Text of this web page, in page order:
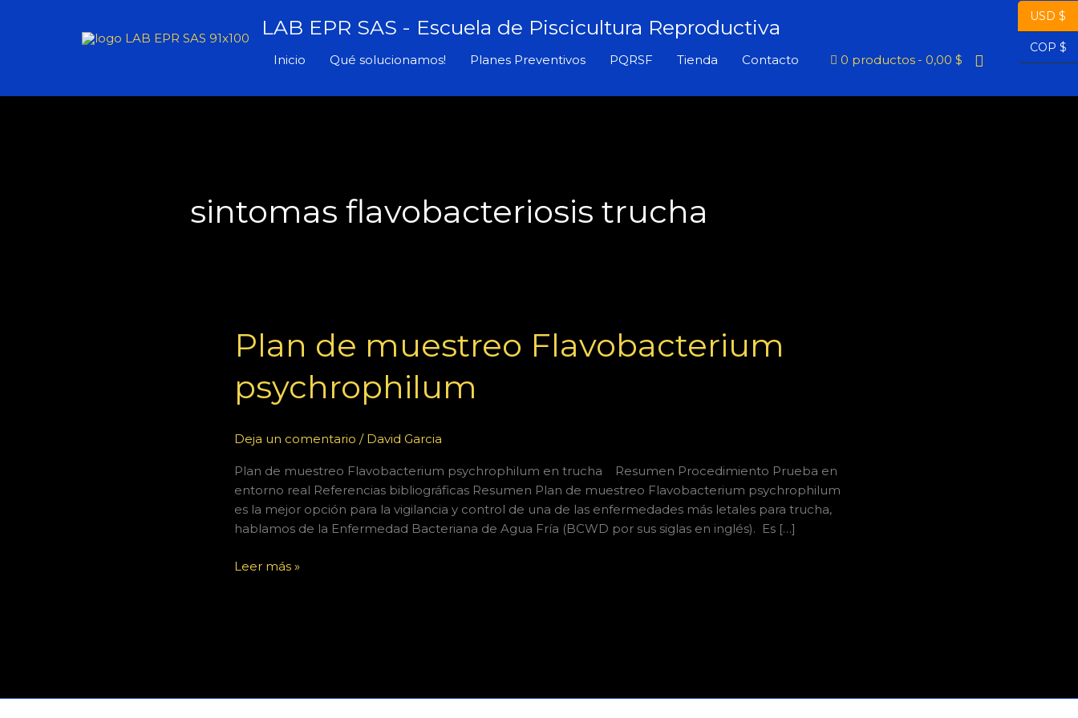
LAB EPR SAS - Escuela de Piscicultura Reproductiva
Inicio Qué solucionamos! Planes Preventivos PQRSF Tienda Contacto 0 productos 0,00 $ Buscar
sintomas flavobacteriosis trucha
Plan de muestreo Flavobacterium
psychrophilum
Deja un comentario / David Garcia
Plan de muestreo Flavobacterium psychrophilum en trucha Resumen Procedimiento Prueba en
entorno real Referencias bibliográficas Resumen Plan de muestreo Flavobacterium psychrophilum
es la mejor opción para la vigilancia y control de una de las enfermedades más letales para trucha,
hablamos de la Enfermedad Bacteriana de Agua Fría (BCWD por sus siglas en inglés). Es […]
Plan
de
Flavobacterium
psychrophilum
Leer más »
USD $
COP $